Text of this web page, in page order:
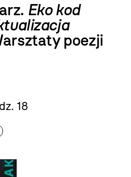
Eko kod
poezji
18